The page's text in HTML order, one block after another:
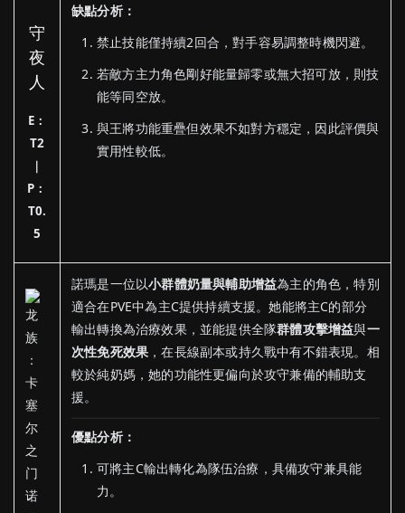
守
夜
人
E：
T2
｜
P：
T0.
5
缺點分析：
禁止技能僅持續2回合，對手容易調整時機閃避。
若敵方主力角色剛好能量歸零或無大招可放，則技
能等同空放。
與王將功能重疊但效果不如對方穩定，因此評價與
實用性較低。
諾瑪是一位以小群體奶量與輔助增益為主的角色，特別
適合在PVE中為主C提供持續支援。她能將主C的部分
輸出轉換為治療效果，並能提供全隊群體攻擊增益與一
次性免死效果 ，在長線副本或持久戰中有不錯表現。相
較於純奶媽，她的功能性更偏向於攻守兼備的輔助支
援。
優點分析：
可將主C輸出轉化為隊伍治療，具備攻守兼具能
力。